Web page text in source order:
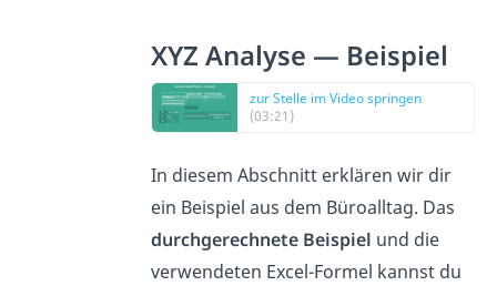
XYZ Analyse — Beispiel
zur Stelle im Video springen
(03:21)
In diesem Abschnitt erklären wir dir
ein Beispiel aus dem Büroalltag. Das
durchgerechnete Beispiel und die
verwendeten Excel-Formel kannst du